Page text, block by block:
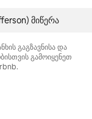
მიწერა
გაგზავნისა და
გამოიყენეთ